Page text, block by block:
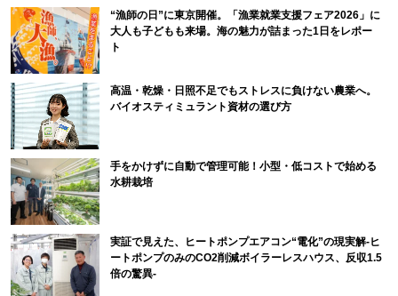
“漁師の日”に東京開催。「漁業就業支援フェア2026」に
大人も子どもも来場。海の魅力が詰まった1日をレポー
ト
高温・乾燥・日照不足でもストレスに負けない農業へ。
バイオスティミュラント資材の選び方
手をかけずに自動で管理可能！小型・低コストで始める
水耕栽培
実証で見えた、ヒートポンプエアコン“電化”の現実解-ヒ
ートポンプのみのCO2削減ボイラーレスハウス、反収1.5
倍の驚異-